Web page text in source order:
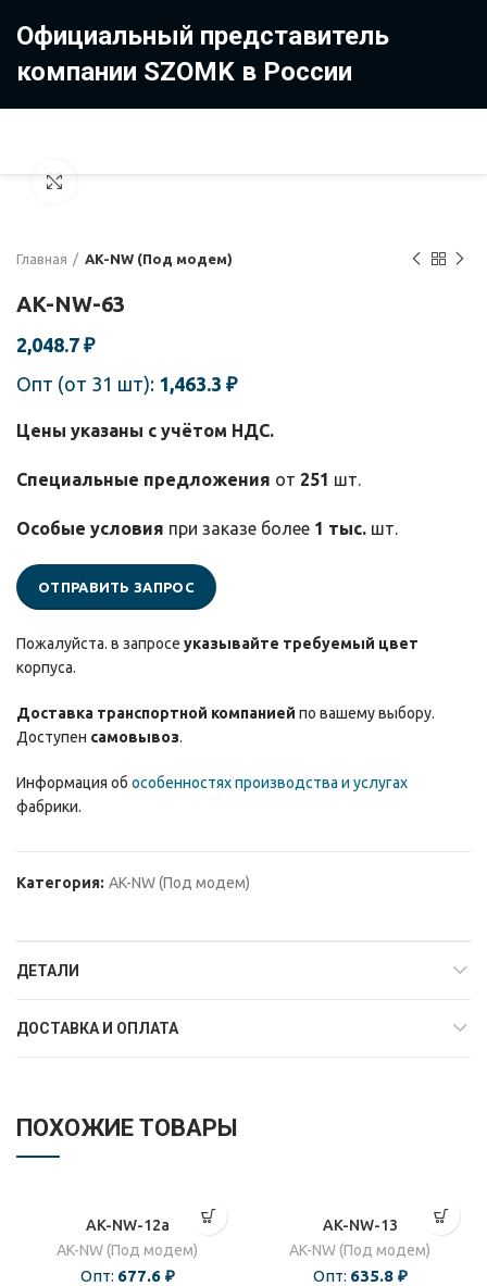
Официальный представитель
компании SZOMK в России
Главная AK-NW (Под модем)
AK-NW-63
2,048.7 ₽
Опт (от 31 шт): 1,463.3 ₽
Цены указаны с учётом НДС.
Специальные предложения от 251 шт.
Особые условия при заказе более 1 тыс. шт.
ОТПРАВИТЬ ЗАПРОС
Пожалуйста. в запросе указывайте требуемый цвет
корпуса.
Доставка транспортной компанией по вашему выбору.
Доступен самовывоз.
Информация об особенностях производства и услугах
фабрики.
Категория: AK-NW (Под модем)
ДЕТАЛИ
ДОСТАВКА И ОПЛАТА
ПОХОЖИЕ ТОВАРЫ
AK-NW-12a
AK-NW (Под модем)
Опт: 677.6 ₽
AK-NW-13
AK-NW (Под модем)
Опт: 635.8 ₽